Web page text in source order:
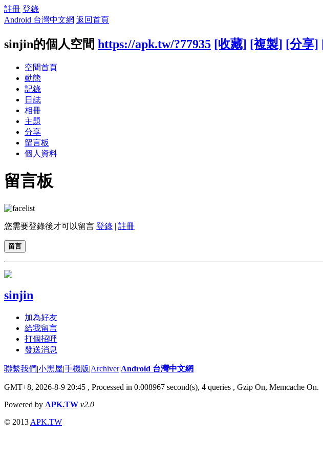
註冊 登錄
Android 台灣中文網 返回首頁
sinjin的個人空間 https://apk.tw/?77935 [收藏] [複製] [分享]
空間首頁
動態
記錄
日誌
相冊
主題
分享
留言板
個人資料
留言板
您需要登錄後才可以留言 登錄 | 註冊
留言
sinjin
加為好友
給我留言
打個招呼
發送消息
聯繫我們|小黑屋|手機版|Archiver|Android 台灣中文網
GMT+8, 2026-8-9 20:45 , Processed in 0.008967 second(s), 4 queries , Gzip On, Memcache On.
Powered by APK.TW v2.0
© 2013 APK.TW